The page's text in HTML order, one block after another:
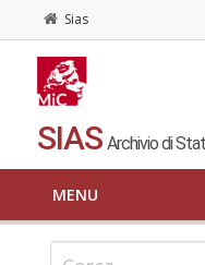
Sias
SIAS Archivio di
MENU